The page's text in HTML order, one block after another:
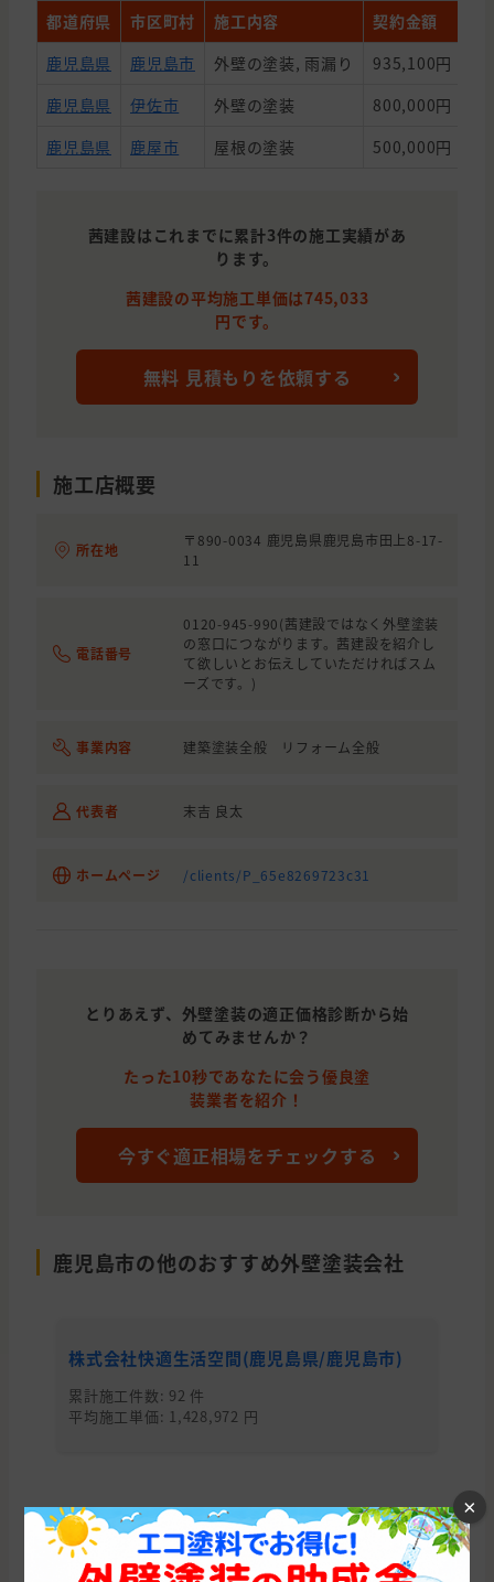
都道府県 市区町村 施工内容 契約金額
鹿児島県
鹿児島市 外壁の塗装, 雨漏り 935,100円
鹿児島県
伊佐市 外壁の塗装 800,000円
鹿児島県
鹿屋市 屋根の塗装 500,000円
茜建設はこれまでに累計3件の施工実績があ
ります。
茜建設の平均施工単価は745,033
円です。
無料 見積もりを依頼する
施工店概要
所在地
〒890-0034 鹿児島県鹿児島市田上8-17-
11
電話番号
0120-945-990(茜建設ではなく外壁塗装
の窓口につながります。茜建設を紹介し
て欲しいとお伝えしていただければスム
ーズです。)
事業内容 建築塗装全般 リフォーム全般
代表者 末吉 良太
ホームページ /clients/P_65e8269723c31
とりあえず、外壁塗装の適正価格診断から始
めてみませんか？
たった10秒であなたに会う優良塗
装業者を紹介！
今すぐ適正相場をチェックする
鹿児島市の他のおすすめ外壁塗装会社
株式会社快適生活空間(鹿児島県/鹿児島市)
累計施工件数: 92 件
平均施工単価: 1,428,972 円
鹿児島県の他の市区町村から外壁塗装会社
を探す
×